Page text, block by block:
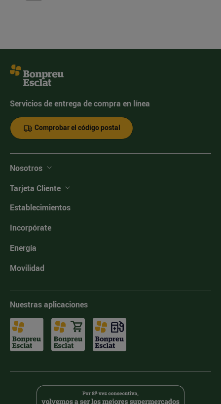
Servicios de entrega de compra en línea
Comprobar el código postal
Nosotros
Tarjeta Cliente
Establecimientos
Incorpórate
Energía
Movilidad
Nuestras aplicaciones